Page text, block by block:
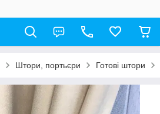
Штори, портьєри Готові штори